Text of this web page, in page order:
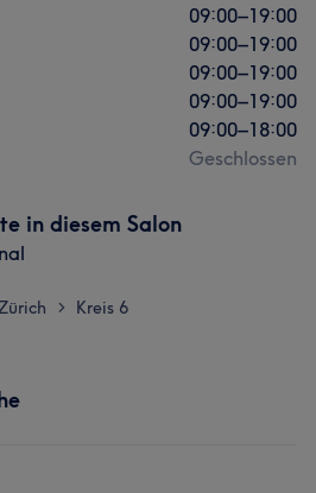
09:00–19:00
09:00–19:00
09:00–19:00
09:00–19:00
09:00–18:00
Geschlossen
in diesem Salon
> Kreis 6